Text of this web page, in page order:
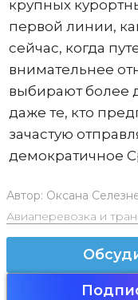
крупных
первой линии,
сейчас, когда
внимательнее
выбирают более
даже те, кто
зачастую
демократичное
Автор: Оксана
Авиаперевозка и